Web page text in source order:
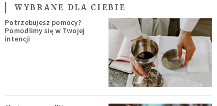
WYBRANE DLA CIEBIE
Potrzebujesz pomocy?
Pomodlimy się w Twojej
intencji